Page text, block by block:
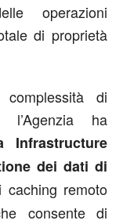
operazioni
di proprietà
di
l’Agenzia ha
Infrastructure
dei dati di
remoto
consente di